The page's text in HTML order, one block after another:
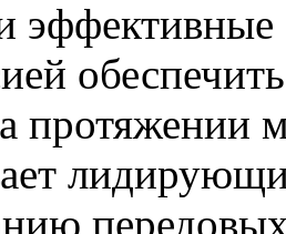
эффективные
протяжении